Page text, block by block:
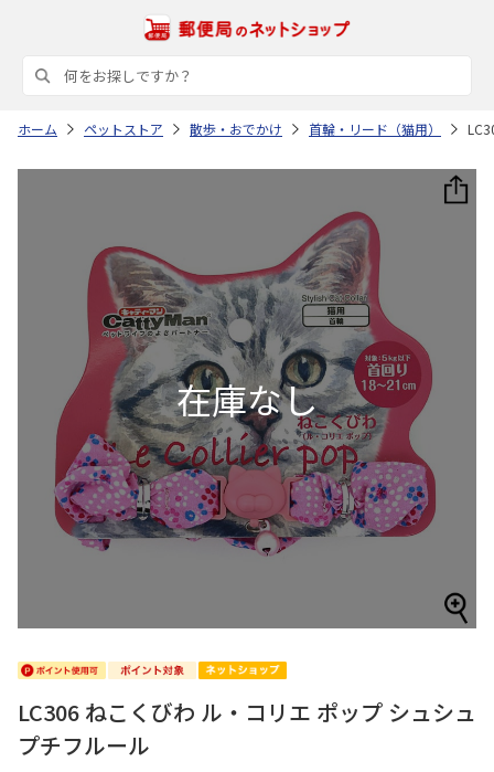
ホーム ペットストア 散歩・おでかけ 首輪・リード（猫用）
LC306 ねこくびわ ル・コリエ ポップ シュシュ
プチフルール